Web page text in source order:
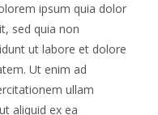
ipsum quia dolor
sed quia non
ut labore et dolore
Ut enim ad
ullam
aliquid ex ea